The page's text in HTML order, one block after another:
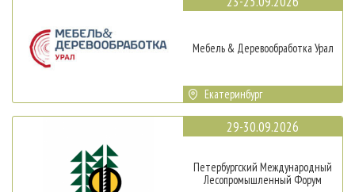
Мебель & Деревообработка Урал
Екатеринбург
29-30.09.2026
Петербургский Международный
Лесопромышленный Форум